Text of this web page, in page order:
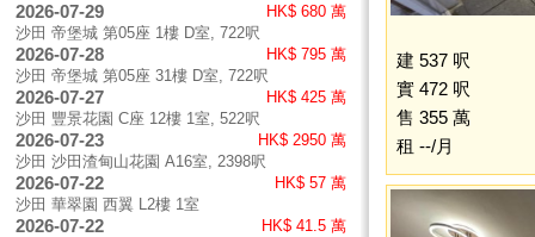
2026-07-29
HK$ 680 萬
沙田 帝堡城 第05座 1樓 D室, 722呎
2026-07-28
HK$ 795 萬
沙田 帝堡城 第05座 31樓 D室, 722呎
2026-07-27
HK$ 425 萬
沙田 豐景花園 C座 12樓 1室, 522呎
2026-07-23
HK$ 2950 萬
沙田 沙田渣甸山花園 A16室, 2398呎
2026-07-22
HK$ 57 萬
沙田 華翠園 西翼 L2樓 1室
2026-07-22
HK$ 41.5 萬
建 537 呎
實 472 呎
售 355 萬
租 --/月